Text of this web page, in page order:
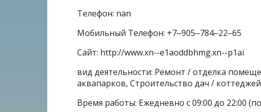
Телефон: nan
Мобильный Телефон: +7‒905‒784‒22‒65
Сайт: http://www.xn--e1aoddbhmg.xn--p1ai
вид деятельности: Ремонт / отделка
аквапарков, Строительство дач / коттеджей
Время работы: Ежедневно с 09:00 до 22:00